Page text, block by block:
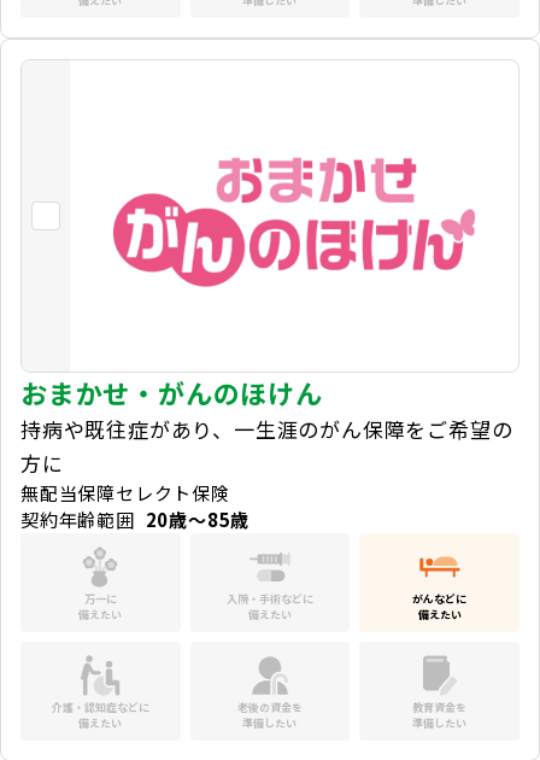
おまかせ・がんのほけん
持病や既往症があり、一生涯のがん保障をご希望の
方に
無配当保障セレクト保険
契約年齢範囲 20歳～85歳
万一に
備えたい
入院・手術などに
備えたい
がんなどに
備えたい
介護・認知症などに
備えたい
老後の資金を
準備したい
教育資金を
準備したい